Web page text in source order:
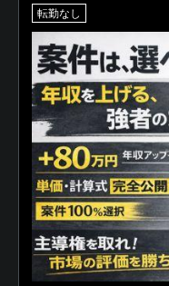
転勤なし